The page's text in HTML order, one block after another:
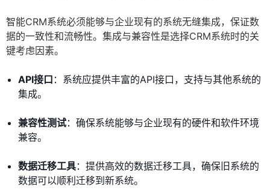
智能CRM系统必须能够与企业现有的系统无缝集成，保证数
据的一致性和流畅性。集成与兼容性是选择CRM系统时的关
键考虑因素。
API接口 ：系统应提供丰富的API接口，支持与其他系统的
集成。
兼容性测试：确保系统能够与企业现有的硬件和软件环境
兼容。
数据迁移工具：提供高效的数据迁移工具，确保旧系统的
数据可以顺利迁移到新系统。